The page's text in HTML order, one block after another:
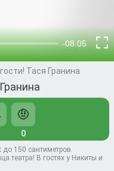
Тася Гранина
🤨
0
150 сантиметров.
театра! В гостях у Никиты и